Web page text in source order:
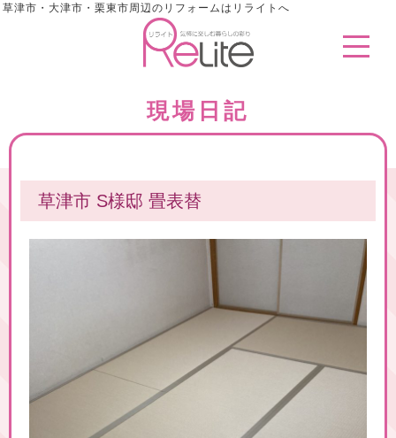
草津市・大津市・栗東市周辺のリフォームはリライトへ
現場日記
草津市 S様邸 畳表替